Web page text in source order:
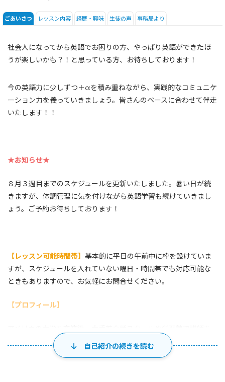
ごあいさつ レッスン内容 経歴・興味 生徒の声 事務局より
社会人になってから英語でお困りの方、やっぱり英語ができたほ
うが楽しいかも？！と思っている方、お待ちしております！
今の英語力に少しずつ＋αを積み重ねながら、実践的なコミュニケ
ーション力を養っていきましょう。皆さんのペースに合わせて伴走
いたします！！
★お知らせ★
８月３週目までのスケジュールを更新いたしました。暑い日が続
きますが、体調管理に気を付けながら英語学習も続けていきまし
ょう。ご予約お待ちしております！
【レッスン可能時間帯】 基本的に平日の午前中に枠を設けていま
すが、スケジュールを入れていない曜日・時間帯でも対応可能な
ときもありますので、お気軽にお問合せください。
【プロフィール】
していました。その後は一般企業で働きながら、個人レッスンを
継続しており、英語指導に10年以上携わっています。レッスンで
自己紹介の続きを読む